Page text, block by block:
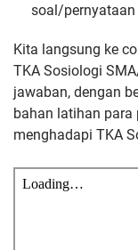
soal/pernyataan
Kita langsung ke
TKA Sosiologi
jawaban, dengan
bahan latihan para
menghadapi TKA